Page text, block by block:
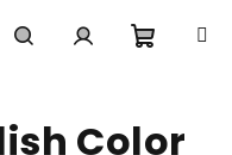
košík
Color